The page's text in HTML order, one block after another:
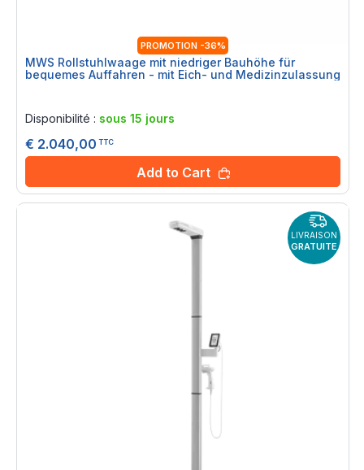
PROMOTION -36%
MWS Rollstuhlwaage mit niedriger Bauhöhe für
bequemes Auffahren - mit Eich- und Medizinzulassung
Disponibilité : sous 15 jours
€ 2.040,00 TTC
Add to Cart
LIVRAISON
GRATUITE